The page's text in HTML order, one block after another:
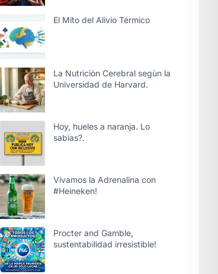
El Mito del Alivio Térmico
La Nutriciòn Cerebral segùn la
Universidad de Harvard.
Hoy, hueles a naranja. Lo
sabìas?.
Vivamos la Adrenalina con
#Heineken!
Procter and Gamble,
sustentabilidad irresistible!